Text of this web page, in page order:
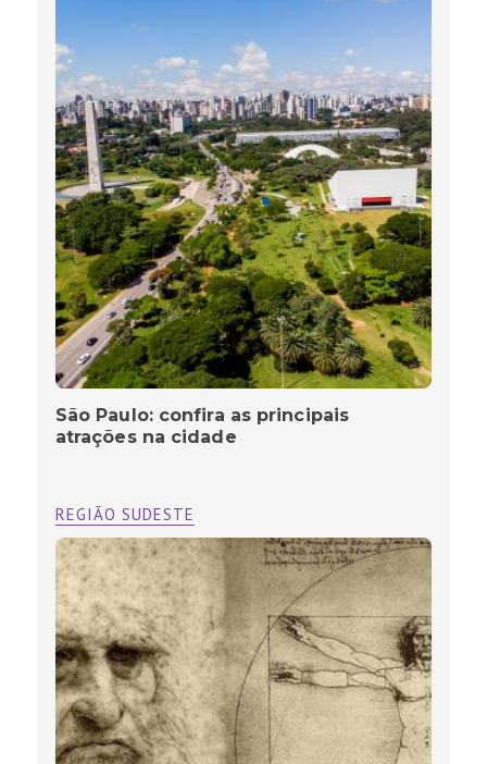
São Paulo: confira as principais
atrações na cidade
REGIÃO SUDESTE